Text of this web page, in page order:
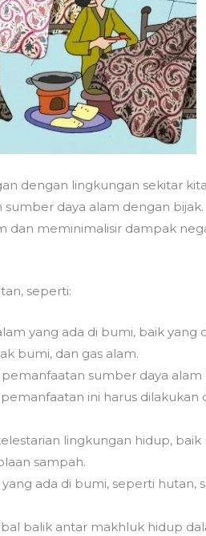
dengan lingkungan sekitar
daya alam dengan
dan meminimalisir dampak
seperti:
yang ada di bumi, baik
bumi, dan gas alam.
pemanfaatan sumber daya
ini harus dilakukan
lingkungan hidup,
sampah.
ada di bumi, seperti hutan,
balik antar makhluk hidup